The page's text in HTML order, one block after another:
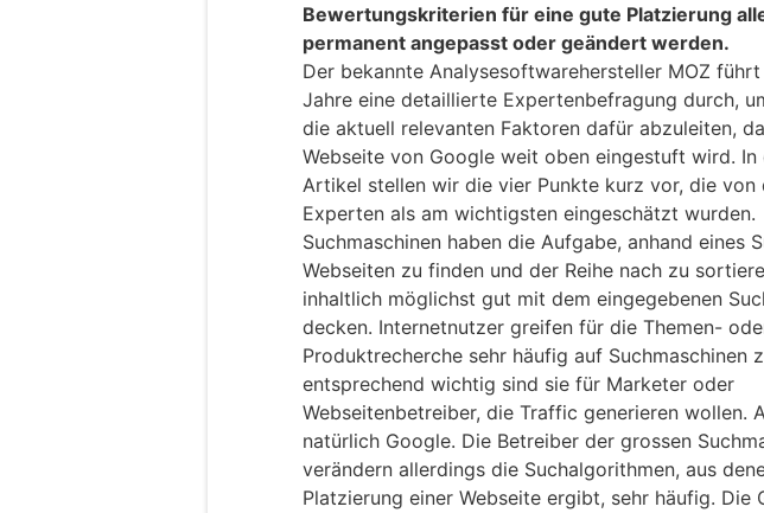
Bewertungskriterien für eine gute Platzierung
permanent angepasst oder geändert werden.
Der bekannte Analysesoftwarehersteller MOZ
Jahre eine detaillierte Expertenbefragung durch,
die aktuell relevanten Faktoren dafür abzuleiten,
Webseite von Google weit oben eingestuft wird. In
Artikel stellen wir die vier Punkte kurz vor, die von
Experten als am wichtigsten eingeschätzt wurden.
Suchmaschinen haben die Aufgabe, anhand eines
Webseiten zu finden und der Reihe nach zu
inhaltlich möglichst gut mit dem eingegebenen
decken. Internetnutzer greifen für die Themen-
Produktrecherche sehr häufig auf Suchmaschinen
entsprechend wichtig sind sie für Marketer oder
Webseitenbetreiber, die Traffic generieren wollen.
natürlich Google. Die Betreiber der grossen
verändern allerdings die Suchalgorithmen, aus
Platzierung einer Webseite ergibt, sehr häufig. Die